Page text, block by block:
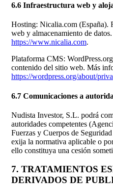
6.6 Infraestructura web y
Hosting: Nicalia.com (España).
web y almacenamiento de
https://www.nicalia.com.
Plataforma CMS:
contenido del sitio web. Más
https://wordpress.org/about/
6.7 Comunicaciones a
Nudista Investor, S.L. podrá
autoridades competentes
Fuerzas y Cuerpos de
exija la normativa aplicable o
ello constituya una cesión
7. TRATAMIENTOS
DERIVADOS DE